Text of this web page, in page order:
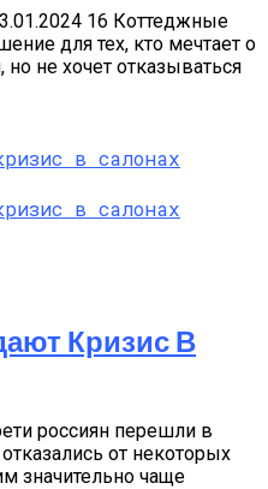
16 Коттеджные
для тех, кто мечтает о
не хочет отказываться
Кризис В
россиян перешли в
от некоторых
значительно чаще